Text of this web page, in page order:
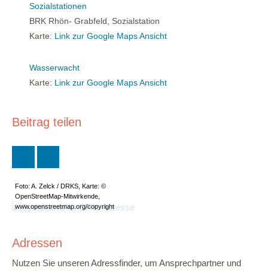
Sozialstationen
BRK Rhön- Grabfeld, Sozialstation
Karte: Link zur Google Maps Ansicht
Wasserwacht
Karte: Link zur Google Maps Ansicht
Beitrag teilen
Foto: A. Zelck / DRKS, Karte: ©
OpenStreetMap-Mitwirkende,
www.openstreetmap.org/copyright
Adressen
Nutzen Sie unseren Adressfinder, um Ansprechpartner und